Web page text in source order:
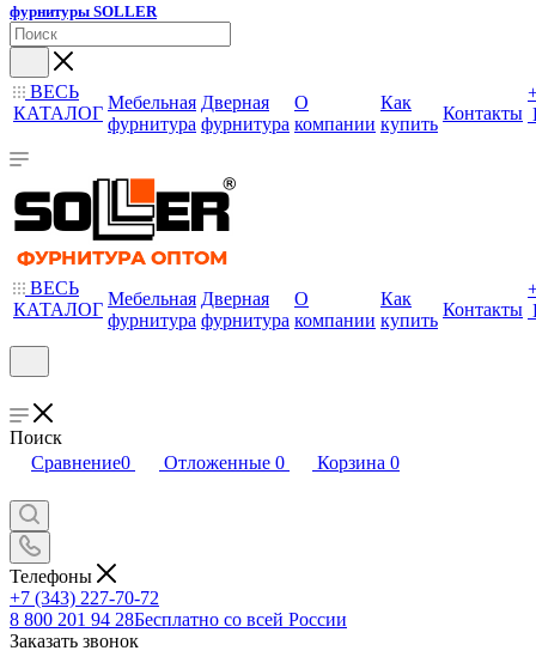
фурнитуры SOLLER
ВЕСЬ
КАТАЛОГ
Мебельная
фурнитура
Дверная
фурнитура
О
компании
Как
купить
Контакты
ВЕСЬ
КАТАЛОГ
Мебельная
фурнитура
Дверная
фурнитура
О
компании
Как
купить
Контакты
Поиск
Сравнение0 Отложенные 0 Корзина 0
Телефоны
+7 (343) 227-70-72
8 800 201 94 28Бесплатно со всей России
Заказать звонок